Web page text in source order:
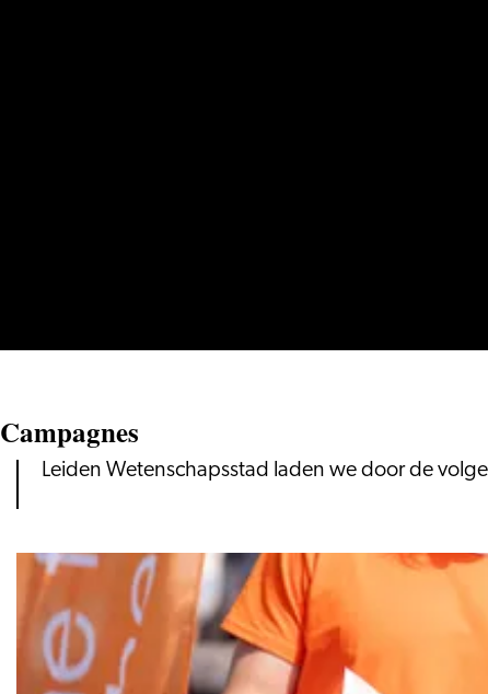
Campagnes
Leiden Wetenschapsstad laden we door de